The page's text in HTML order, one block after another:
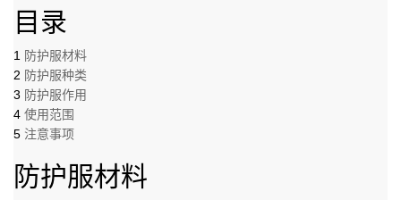
目录
1 防护服材料
2 防护服种类
3 防护服作用
4 使用范围
5 注意事项
防护服材料